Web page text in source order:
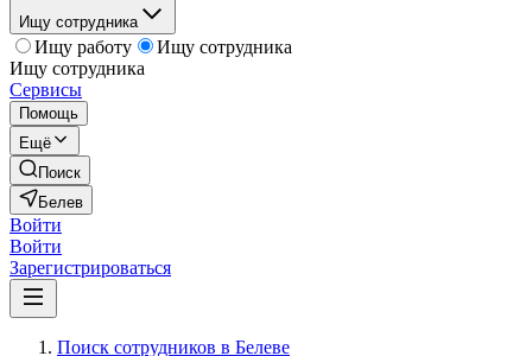
Ищу сотрудника
Ищу работу
Ищу сотрудника
Ищу сотрудника
Сервисы
Помощь
Ещё
Поиск
Белев
Войти
Войти
Зарегистрироваться
Поиск сотрудников в Белеве